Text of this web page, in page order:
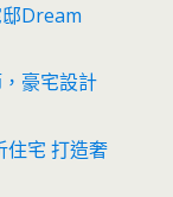
Dream
豪宅設計
住宅 打造奢